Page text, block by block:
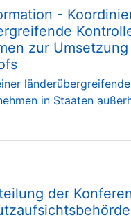
-
zur
in Staaten
der